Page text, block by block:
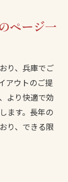
ページ一
り、兵庫でご
アウトのご提
より快適で効
ます。長年の
り、できる限